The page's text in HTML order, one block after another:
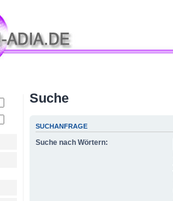
Suche
SUCHANFRAGE
Suche nach Wörtern: